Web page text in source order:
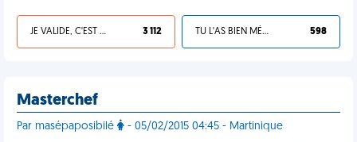
JE VALIDE, C'EST UNE VDM 3 112 TU L'AS BIEN MÉRITÉ 598
Masterchef
Par masépaposibilé - 05/02/2015 04:45 - Martinique